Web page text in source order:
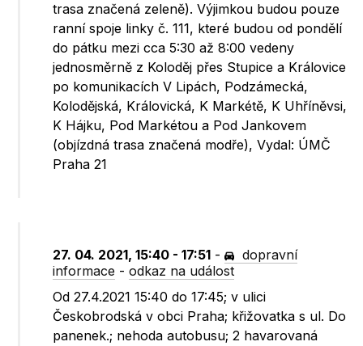
trasa značená zeleně). Výjimkou budou pouze
ranní spoje linky č. 111, které budou od pondělí
do pátku mezi cca 5:30 až 8:00 vedeny
jednosměrně z Koloděj přes Stupice a Královice
po komunikacích V Lipách, Podzámecká,
Kolodějská, Královická, K Markétě, K Uhříněvsi,
K Hájku, Pod Markétou a Pod Jankovem
(objízdná trasa značená modře), Vydal: ÚMČ
Praha 21
27. 04. 2021, 15:40 - 17:51 -
dopravní
informace -odkaz na událost
Od 27.4.2021 15:40 do 17:45; v ulici
Českobrodská v obci Praha; křižovatka s ul. Do
panenek.; nehoda autobusu; 2 havarovaná